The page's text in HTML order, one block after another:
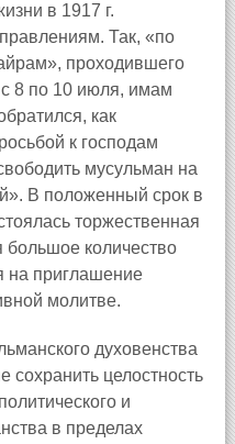
в 1917 г.
Так, «по
проходившего
8 по 10 июля, имам
как
к господам
мусульман на
В положенный срок в
торжественная
количество
на приглашение
молитве.
духовенства
сохранить целостность
и
в пределах